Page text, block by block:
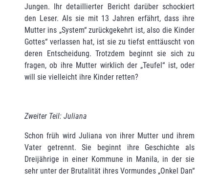
Jungen. Ihr detaillierter Bericht darüber schockiert
den Leser. Als sie mit 13 Jahren erfährt, dass ihre
Mutter ins „System“ zurückgekehrt ist, also die Kinder
Gottes“ verlassen hat, ist sie zu tiefst enttäuscht von
deren Entscheidung. Trotzdem beginnt sie sich zu
fragen, ob ihre Mutter wirklich der „Teufel“ ist, oder
will sie vielleicht ihre Kinder retten?
Zweiter Teil: Juliana
Schon früh wird Juliana von ihrer Mutter und ihrem
Vater getrennt. Sie beginnt ihre Geschichte als
Dreijährige in einer Kommune in Manila, in der sie
sehr unter der Brutalität ihres Vormundes „Onkel Dan“